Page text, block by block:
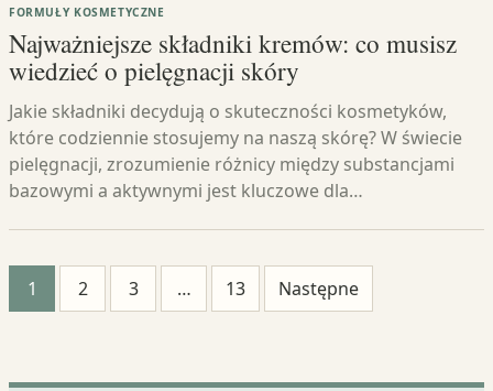
FORMUŁY KOSMETYCZNE
Najważniejsze składniki kremów: co musisz
wiedzieć o pielęgnacji skóry
Jakie składniki decydują o skuteczności kosmetyków,
które codziennie stosujemy na naszą skórę? W świecie
pielęgnacji, zrozumienie różnicy między substancjami
bazowymi a aktywnymi jest kluczowe dla…
Stronicowanie
wpisów
1 2 3 … 13 Następne